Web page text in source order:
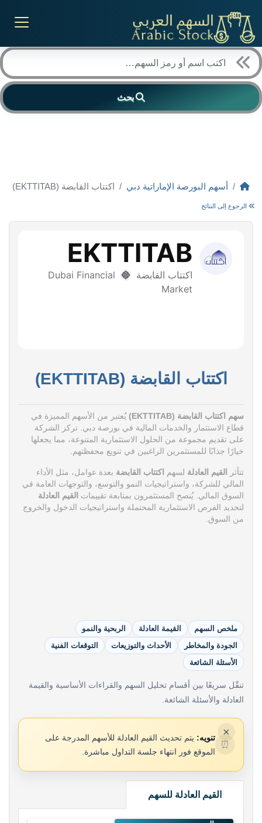
بحث
أسهم البورصة الإماراتية دبي اكتتاب القابضة (EKTTITAB)
الرجوع إلى النتائج
اكتتاب القابضة (EKTTITAB)
سهم اكتتاب القابضة (EKTTITAB)
يُعتبر من الأسهم المميزة في
قطاع الاستثمار والخدمات المالية في بورصة دبي. تركز الشركة
على تقديم مجموعة من الحلول الاستثمارية المتنوعة، مما يجعلها
خيارًا جذابًا للمستثمرين الراغبين في تنويع محفظتهم.
تتأثر القيم العادلة لسهم اكتتاب القابضة بعدة عوامل، مثل الأداء
المالي للشركة، واستراتيجيات النمو والتوسع، والتوجهات العامة في
السوق المالي. يُنصح المستثمرون بمتابعة تقييمات القيم العادلة
لتحديد الفرص الاستثمارية المحتملة واستراتيجيات الدخول والخروج
من السوق.
ملخص السهم القيمة العادلة
الربحية والنمو
الجودة والمخاطر
الأحداث والتوزيعات
التوقعات الفنية
الأسئلة الشائعة
تنقّل سريعًا بين أقسام تحليل السهم والقراءات الأساسية والقيمة
العادلة والأسئلة الشائعة.
×
⏰
تنويه: يتم تحديث القيم العادلة للأسهم المدرجة على
الموقع فور انتهاء جلسة التداول مباشرة.
القيم العادلة للسهم